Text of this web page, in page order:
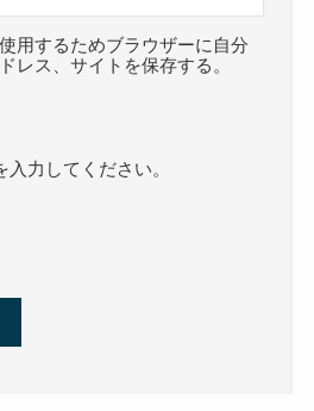
用するためブラウザーに自分
レス、サイトを保存する。
入力してください。